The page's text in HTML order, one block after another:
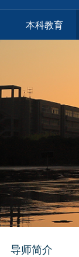
本科教育
导师简介